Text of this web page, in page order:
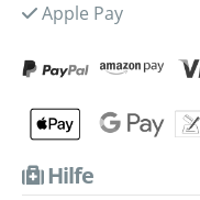
Apple Pay
Hilfe